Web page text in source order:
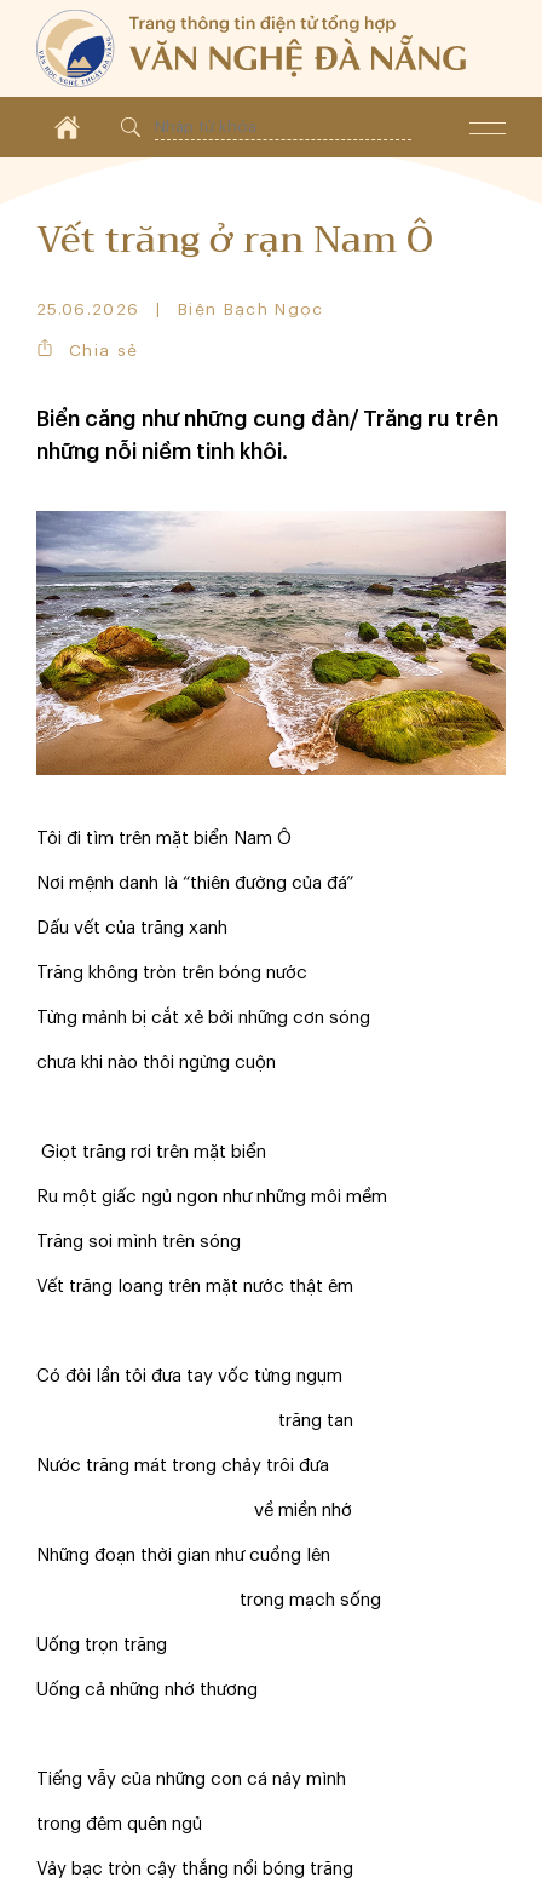
Vết trăng ở rạn Nam Ô
25.06.2026 Biện Bạch Ngọc
Chia sẻ
Biển căng như những cung đàn/ Trăng ru trên
những nỗi niềm tinh khôi.
Tôi đi tìm trên mặt biển Nam Ô
Nơi mệnh danh là “thiên đường của đá”
Dấu vết của trăng xanh
Trăng không tròn trên bóng nước
Từng mảnh bị cắt xẻ bởi những cơn sóng
chưa khi nào thôi ngừng cuộn
Giọt trăng rơi trên mặt biển
Ru một giấc ngủ ngon như những môi mềm
Trăng soi mình trên sóng
Vết trăng loang trên mặt nước thật êm
Có đôi lần tôi đưa tay vốc từng ngụm
trăng tan
Nước trăng mát trong chảy trôi đưa
về miền nhớ
Những đoạn thời gian như cuồng lên
trong mạch sống
Uống trọn trăng
Uống cả những nhớ thương
Tiếng vẫy của những con cá nảy mình
trong đêm quên ngủ
Vảy bạc tròn cậy thắng nổi bóng trăng